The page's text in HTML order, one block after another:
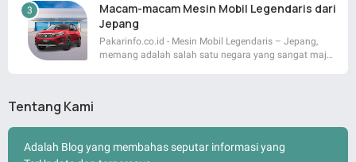
Macam-macam Mesin Mobil Legendaris dari
Jepang
Pakarinfo.co.id - Mesin Mobil Legendaris – Jepang,
memang adalah salah satu negara yang sangat maj…
Tentang Kami
Adalah Blog yang membahas seputar informasi yang